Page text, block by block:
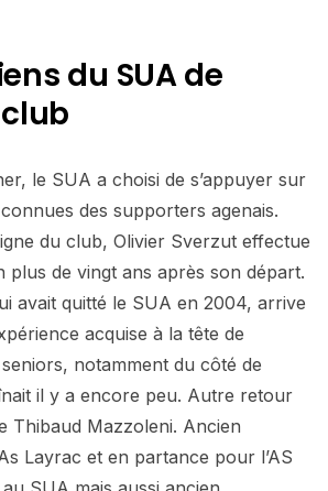
du SUA de
le SUA a choisi de s’appuyer sur
des supporters agenais.
du club, Olivier Sverzut effectue
plus de vingt ans après son départ.
avait quitté le SUA en 2004, arrive
acquise à la tête de
notamment du côté de
il y a encore peu. Autre retour
Thibaud Mazzoleni. Ancien
Layrac et en partance pour l’AS